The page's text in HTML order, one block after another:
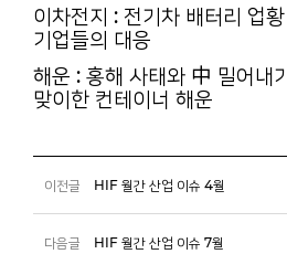
이차전지 : 전기차 배터리 업
기업들의 대응
해운 : 홍해 사태와 中 밀어내
맞이한 컨테이너 해운
이전글 HIF 월간 산업 이슈 4월
다음글 HIF 월간 산업 이슈 7월